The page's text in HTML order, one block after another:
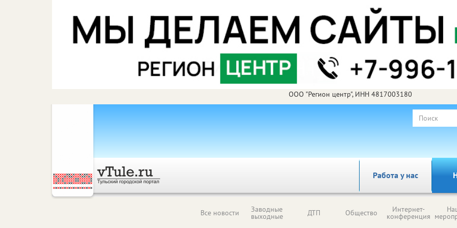
ООО "Регион центр", ИНН 4817003180
Работа у нас
Все новости Заводные
выходные ДТП Общество Интернет-
конференция